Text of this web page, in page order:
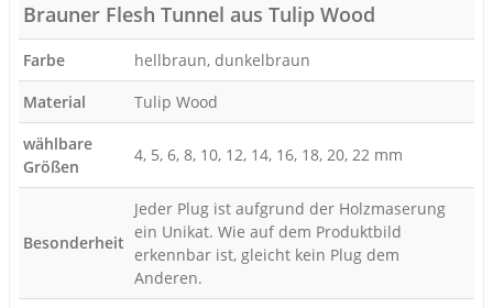
Brauner Flesh Tunnel aus Tulip Wood
Farbe
hellbraun, dunkelbraun
Material
Tulip Wood
wählbare
Größen
4, 5, 6, 8, 10, 12, 14, 16, 18, 20, 22 mm
Besonderheit
Jeder Plug ist aufgrund der Holzmaserung
ein Unikat. Wie auf dem Produktbild
erkennbar ist, gleicht kein Plug dem
Anderen.